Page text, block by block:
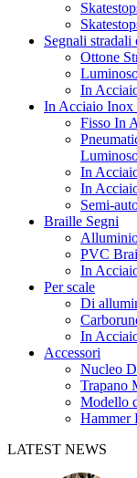
Segnali stradali
Ottone
In
In Acciaio Inox
Fisso In
In
In
Semi-
Braille Segni
PVC
In
Per scale
Di
In
Accessori
Nucleo
Trapano
Modello
LATEST NEWS